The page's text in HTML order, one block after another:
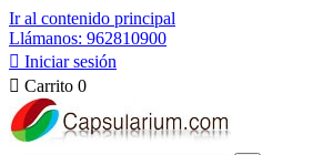
Ir al contenido principal
Llámanos: 962810900
 Iniciar sesión
 Carrito 0